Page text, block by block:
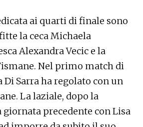
ai quarti di finale sono
la ceca Michaela
Alexandra Vecic e la
Nel primo match di
Di Sarra ha regolato con un
La laziale, dopo la
giornata precedente con Lisa